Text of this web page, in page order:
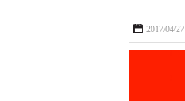
2017/04/27